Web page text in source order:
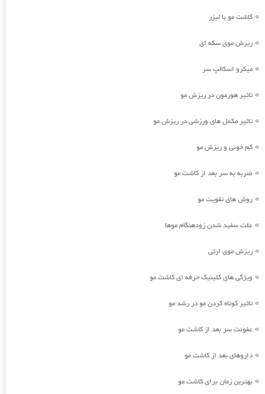
» کاشت مو با لیزر
» ریزش موی سکه ای
» میکرو اسکالپ سر
» تاثیر هورمون در ریزش مو
» تاثیر مکمل های ورزشی در ریزش مو
» کم خونی و ریزش مو
» ضربه به سر بعد از کاشت مو
» روش های تقویت مو
» علت سفید شدن زودهنگام موها
» ریزش موی ارثی
» ویژگی های کلینیک حرفه ای کاشت مو
» تاثیر کوتاه کردن مو در رشد مو
» عفونت سر بعد از کاشت مو
» داروهای بعد از کاشت مو
» بهترین زمان برای کاشت مو